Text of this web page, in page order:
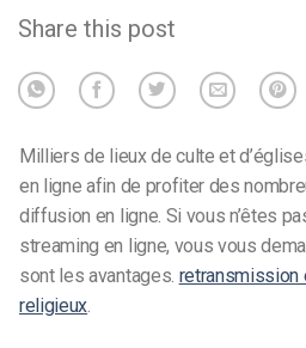
Share this post
Milliers de lieux de culte et
en ligne afin de profiter des
diffusion en ligne. Si vous n’êtes
streaming en ligne, vous vous
sont les avantages. retransmission
religieux.